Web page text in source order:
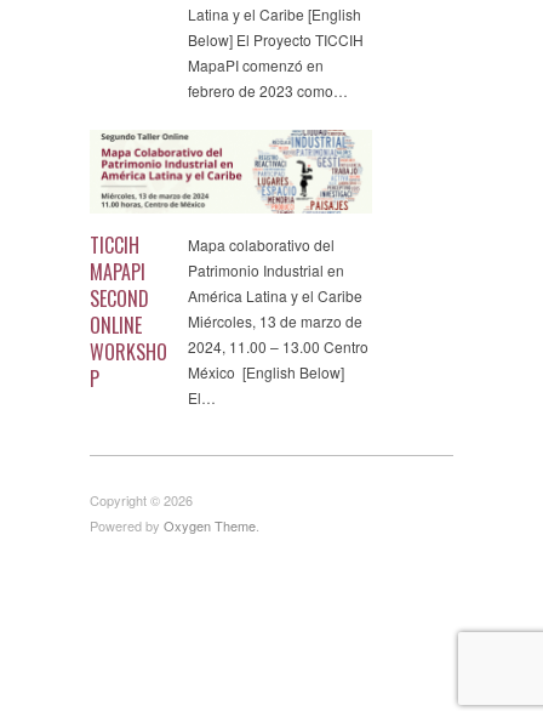
Latina y el Caribe [English
Below] El Proyecto TICCIH
MapaPI comenzó en
febrero de 2023 como…
TICCIH
MAPAPI
SECOND
ONLINE
WORKSHO
P
Mapa colaborativo del
Patrimonio Industrial en
América Latina y el Caribe
Miércoles, 13 de marzo de
2024, 11.00 – 13.00 Centro
México [English Below]
El…
Copyright © 2026
Powered by Oxygen Theme